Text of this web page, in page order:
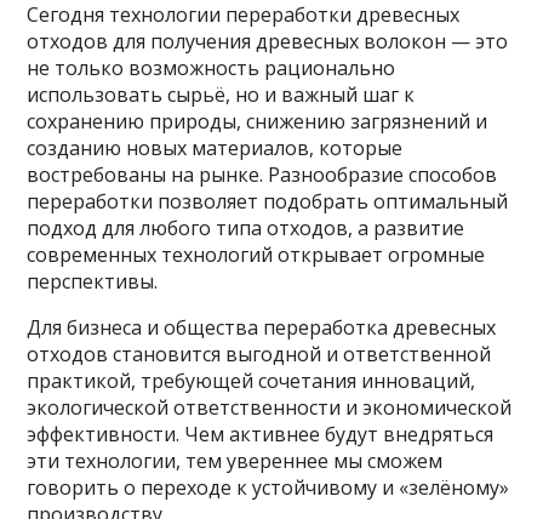
Сегодня технологии переработки древесных
отходов для получения древесных волокон — это
не только возможность рационально
использовать сырьё, но и важный шаг к
сохранению природы, снижению загрязнений и
созданию новых материалов, которые
востребованы на рынке. Разнообразие способов
переработки позволяет подобрать оптимальный
подход для любого типа отходов, а развитие
современных технологий открывает огромные
перспективы.
Для бизнеса и общества переработка древесных
отходов становится выгодной и ответственной
практикой, требующей сочетания инноваций,
экологической ответственности и экономической
эффективности. Чем активнее будут внедряться
эти технологии, тем увереннее мы сможем
говорить о переходе к устойчивому и «зелёному»